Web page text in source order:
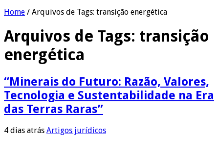
Home / Arquivos de Tags: transição energética
Arquivos de Tags: transição
energética
“Minerais do Futuro: Razão, Valores,
Tecnologia e Sustentabilidade na Era
das Terras Raras”
4 dias atrás Artigos jurídicos